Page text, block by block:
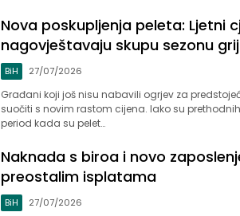
Nova poskupljenja peleta: Ljetni
nagovještavaju skupu sezonu
BiH 27/07/2026
Građani koji još nisu nabavili ogrjev za
suočiti s novim rastom cijena. Iako su
period kada su pelet…
Naknada s biroa i novo
preostalim isplatama
BiH 27/07/2026